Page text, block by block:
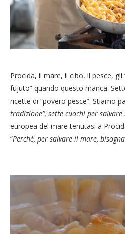
Procida, il mare, il cibo, il pesce,
fujuto” quando questo manca.
ricette di “povero pesce”. Stiamo
tradizione”, sette cuochi per
europea del mare tenutasi a
“Perché, per salvare il mare,